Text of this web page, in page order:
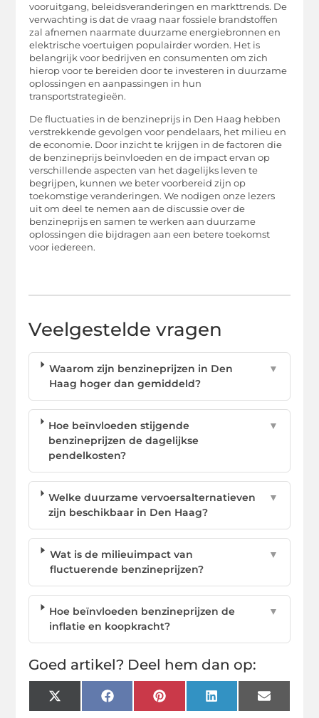
vooruitgang, beleidsveranderingen en markttrends. De
verwachting is dat de vraag naar fossiele brandstoffen
zal afnemen naarmate duurzame energiebronnen en
elektrische voertuigen populairder worden. Het is
belangrijk voor bedrijven en consumenten om zich
hierop voor te bereiden door te investeren in duurzame
oplossingen en aanpassingen in hun
transportstrategieën.
De fluctuaties in de benzineprijs in Den Haag hebben
verstrekkende gevolgen voor pendelaars, het milieu en
de economie. Door inzicht te krijgen in de factoren die
de benzineprijs beïnvloeden en de impact ervan op
verschillende aspecten van het dagelijks leven te
begrijpen, kunnen we beter voorbereid zijn op
toekomstige veranderingen. We nodigen onze lezers
uit om deel te nemen aan de discussie over de
benzineprijs en samen te werken aan duurzame
oplossingen die bijdragen aan een betere toekomst
voor iedereen.
Veelgestelde vragen
Waarom zijn benzineprijzen in Den
Haag hoger dan gemiddeld?
▼
Hoe beïnvloeden stijgende
benzineprijzen de dagelijkse
pendelkosten?
▼
Welke duurzame vervoersalternatieven
zijn beschikbaar in Den Haag?
▼
Wat is de milieuimpact van
fluctuerende benzineprijzen?
▼
Hoe beïnvloeden benzineprijzen de
inflatie en koopkracht?
▼
Goed artikel? Deel hem dan op:
X
(Twitter)
FacebookPinterest LinkedIn Email